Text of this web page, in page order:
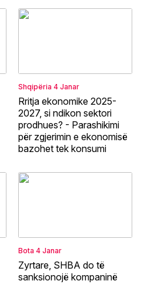
Shqipëria 4 Janar
Rritja ekonomike 2025-
2027, si ndikon sektori
prodhues? - Parashikimi
për zgjerimin e ekonomisë
bazohet tek konsumi
Bota 4 Janar
Zyrtare, SHBA do të
sanksionojë kompaninë